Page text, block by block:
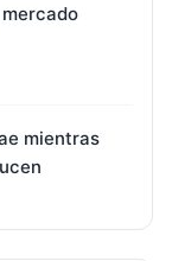
mientras